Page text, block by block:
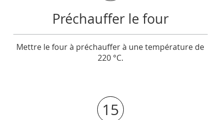
Préchauffer le four
Mettre le four à préchauffer à une température de
220 °C.
15